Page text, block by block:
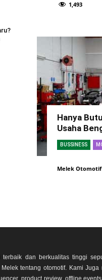
1,493
Hanya
Usaha
BUSSINESS
Melek Otomotif
dan berkualitas tinggi
tentang otomotif. Kami
product review, offline